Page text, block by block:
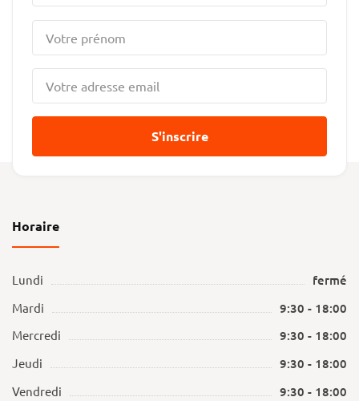
S'inscrire
Horaire
Lundi fermé
Mardi 9:30 - 18:00
Mercredi 9:30 - 18:00
Jeudi 9:30 - 18:00
Vendredi 9:30 - 18:00